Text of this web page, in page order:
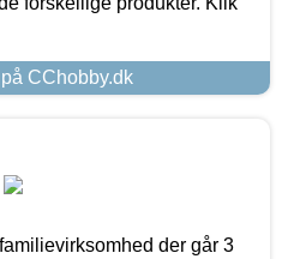
CChobby.dk
der går 3